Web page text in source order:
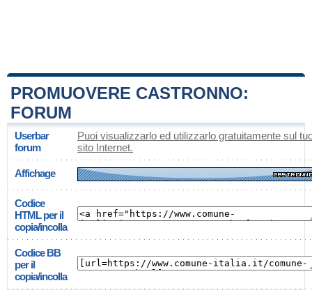
PROMUOVERE CASTRONNO:
FORUM
Userbar
forum
Puoi visualizzarlo ed utilizzarlo gratuitamente sul
sito Internet.
Affichage
Codice
HTML per il
copia/incolla
Codice BB
per il
copia/incolla